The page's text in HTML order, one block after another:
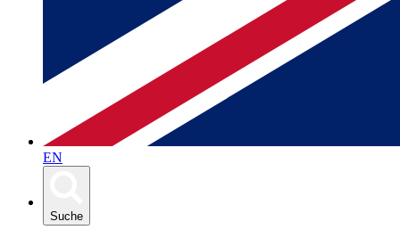
EN
Suche